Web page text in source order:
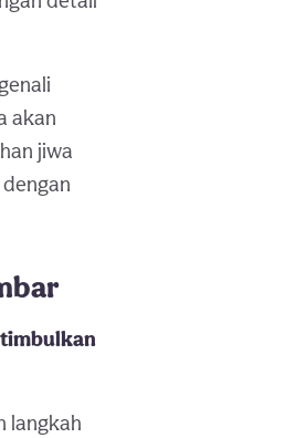
akan
jiwa
langkah